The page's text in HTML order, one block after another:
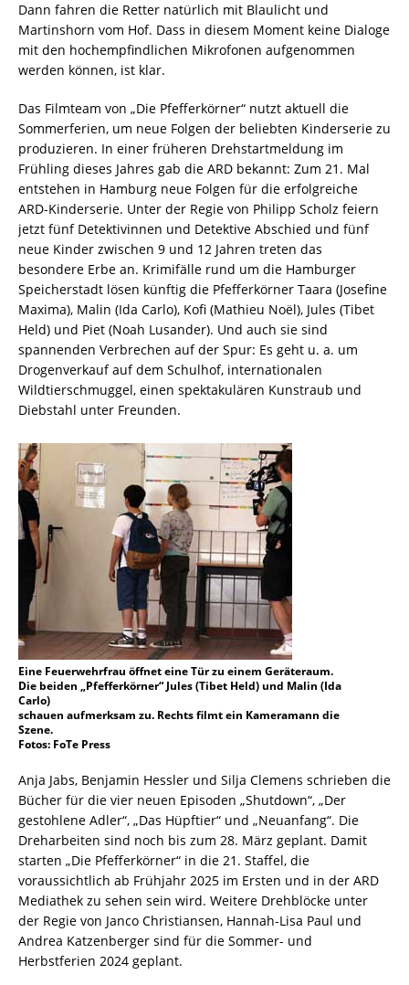
Dann fahren die Retter natürlich mit Blaulicht und
Martinshorn vom Hof. Dass in diesem Moment keine Dialoge
mit den hochempfindlichen Mikrofonen aufgenommen
werden können, ist klar.
Das Filmteam von „Die Pfefferkörner“ nutzt aktuell die
Sommerferien, um neue Folgen der beliebten Kinderserie zu
produzieren. In einer früheren Drehstartmeldung im
Frühling dieses Jahres gab die ARD bekannt: Zum 21. Mal
entstehen in Hamburg neue Folgen für die erfolgreiche
ARD-Kinderserie. Unter der Regie von Philipp Scholz feiern
jetzt fünf Detektivinnen und Detektive Abschied und fünf
neue Kinder zwischen 9 und 12 Jahren treten das
besondere Erbe an. Krimifälle rund um die Hamburger
Speicherstadt lösen künftig die Pfefferkörner Taara (Josefine
Maxima), Malin (Ida Carlo), Kofi (Mathieu Noël), Jules (Tibet
Held) und Piet (Noah Lusander). Und auch sie sind
spannenden Verbrechen auf der Spur: Es geht u. a. um
Drogenverkauf auf dem Schulhof, internationalen
Wildtierschmuggel, einen spektakulären Kunstraub und
Diebstahl unter Freunden.
Eine Feuerwehrfrau öffnet eine Tür zu einem Geräteraum.
Die beiden „Pfefferkörner“ Jules (Tibet Held) und Malin (Ida
Carlo)
schauen aufmerksam zu. Rechts filmt ein Kameramann die
Szene.
Fotos: FoTe Press
Anja Jabs, Benjamin Hessler und Silja Clemens schrieben die
Bücher für die vier neuen Episoden „Shutdown“, „Der
gestohlene Adler“, „Das Hüpftier“ und „Neuanfang“. Die
Dreharbeiten sind noch bis zum 28. März geplant. Damit
starten „Die Pfefferkörner“ in die 21. Staffel, die
voraussichtlich ab Frühjahr 2025 im Ersten und in der ARD
Mediathek zu sehen sein wird. Weitere Drehblöcke unter
der Regie von Janco Christiansen, Hannah-Lisa Paul und
Andrea Katzenberger sind für die Sommer- und
Herbstferien 2024 geplant.